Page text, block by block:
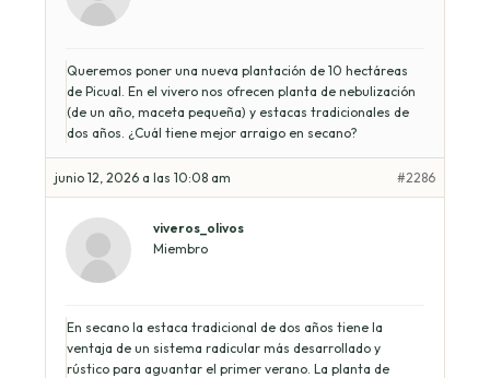
Queremos poner una nueva plantación de 10 hectáreas
de Picual. En el vivero nos ofrecen planta de nebulización
(de un año, maceta pequeña) y estacas tradicionales de
dos años. ¿Cuál tiene mejor arraigo en secano?
junio 12, 2026 a las 10:08 am #2286
viveros_olivos
Miembro
En secano la estaca tradicional de dos años tiene la
ventaja de un sistema radicular más desarrollado y
rústico para aguantar el primer verano. La planta de